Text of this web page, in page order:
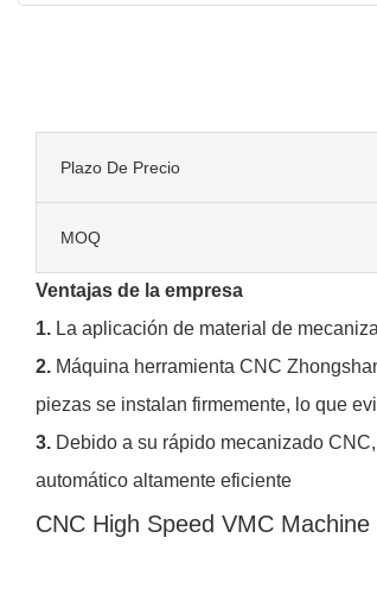
Plazo De Precio
MOQ
Ventajas de la empresa
1. La aplicación de material de
2. Máquina herramienta CNC
piezas se instalan firmemente, lo que
3. Debido a su rápido mecanizado
automático altamente eficiente
CNC High Speed ​​VMC